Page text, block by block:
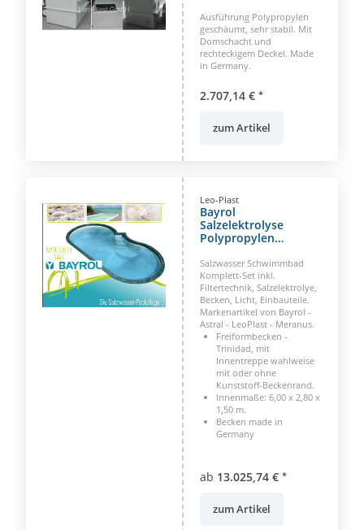
Ausführung Polypropylen
geschäumt, sehr stabil. Mit
Domschacht und
rechteckigem Deckel. Made
in Germany.
2.707,14 € *
zum Artikel
Leo-Plast
Bayrol
Salzelektrolyse
Polypropylen
Trinidad 600 x 280 x
150 cm
Salzwasser Schwimmbad
Komplett-Set inkl.
Filtertechnik, Salzelektrolye,
Becken, Licht, Einbauteile.
Markenartikel von Bayrol -
Astral - LeoPlast - Meranus.
Freiformbecken -
Trinidad, mit
Innentreppe wahlweise
mit oder ohne
Kunststoff-Beckenrand.
Innenmaße: 6,00 x 2,80 x
1,50 m.
Becken made in
Germany
ab 13.025,74 € *
zum Artikel